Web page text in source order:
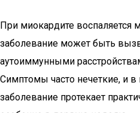
При миокардите
заболевание может быть
аутоиммунными
Симптомы часто нечеткие, и в
заболевание протекает